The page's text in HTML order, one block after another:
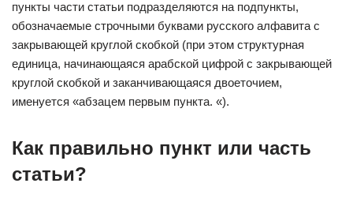
пункты части статьи подразделяются на подпункты,
обозначаемые строчными буквами русского алфавита с
закрывающей круглой скобкой (при этом структурная
единица, начинающаяся арабской цифрой с закрывающей
круглой скобкой и заканчивающаяся двоеточием,
именуется «абзацем первым пункта. «).
Как правильно пункт или часть
статьи?